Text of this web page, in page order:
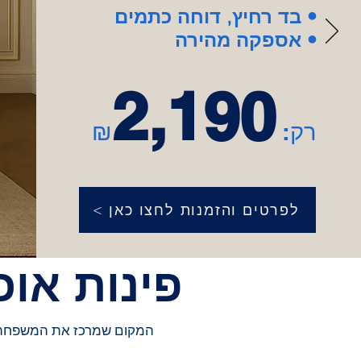
בד רחיץ, דוחה כתמים •
אספקה מהירה •
רק: ₪2,190
< לפרטים והזמנות לחצו כאן
פינות
המקום שמרכז את